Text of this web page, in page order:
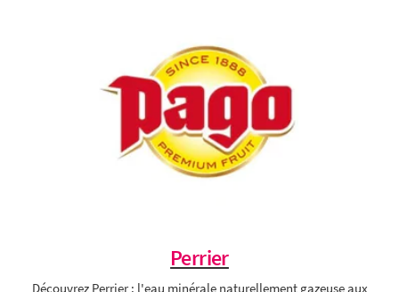
Perrier
Découvrez Perrier : l'eau minérale naturellement gazeuse aux